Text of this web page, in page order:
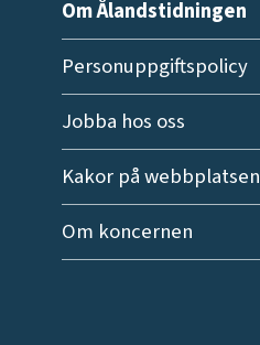
Om Ålandstidningen
Personuppgiftspolicy
Jobba hos oss
Kakor på webbplatsen
Om koncernen